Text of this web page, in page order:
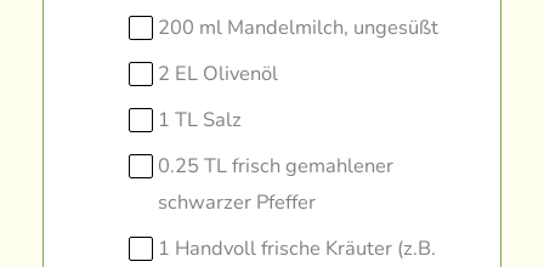
200 ml Mandelmilch, ungesüßt
2 EL Olivenöl
1 TL Salz
0.25 TL frisch gemahlener
schwarzer Pfeffer
1 Handvoll frische Kräuter (z.B.